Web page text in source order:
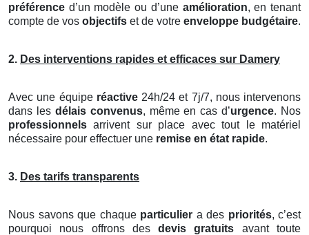
préférence d’un modèle ou d’une amélioration, en tenant
compte de vos objectifs et de votre enveloppe budgétaire.
2. Des interventions rapides et efficaces sur Damery
Avec une équipe réactive24h/24 et 7j/7, nous intervenons
dans les délais convenus, même en cas d’urgence. Nos
professionnels arrivent sur place avec tout le matériel
nécessaire pour effectuer une remise en état rapide.
3. Des tarifs transparents
Nous savons que chaque particulier a des priorités, c’est
pourquoi nous offrons desdevis gratuits avant toute